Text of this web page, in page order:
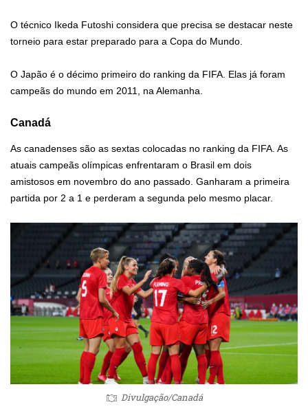
O técnico Ikeda Futoshi considera que precisa se destacar neste
torneio para estar preparado para a Copa do Mundo.
O Japão é o décimo primeiro do ranking da FIFA. Elas já foram
campeãs do mundo em 2011, na Alemanha.
Canadá
As canadenses são as sextas colocadas no ranking da FIFA. As
atuais campeãs olímpicas enfrentaram o Brasil em dois
amistosos em novembro do ano passado. Ganharam a primeira
partida por 2 a 1 e perderam a segunda pelo mesmo placar.
Divulgação/Canadá